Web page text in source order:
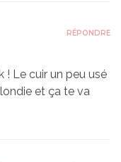
! Le cuir un peu usé
et ça te va
RÉPONDRE